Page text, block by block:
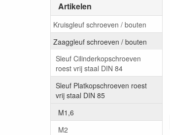
Artikelen
Kruisgleuf schroeven / bouten
Zaaggleuf schroeven / bouten
Sleuf Cilinderkopschroeven
roest vrij staal DIN 84
Sleuf Platkopschroeven roest
vrij staal DIN 85
M1,6
M2